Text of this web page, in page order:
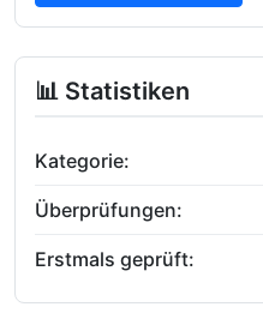
📊 Statistiken
Kategorie:
Überprüfungen:
Erstmals geprüft: